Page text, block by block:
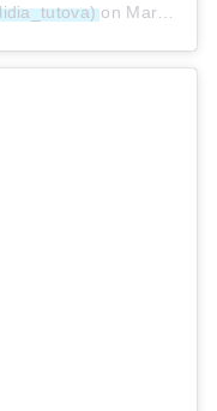
on Mar 26, 2019 at 12:27am PDT